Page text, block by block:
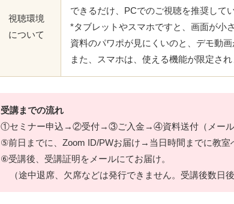
視聴環境
について
できるだけ、PCでのご視聴を推奨して
*タブレットやスマホですと、画面が小
資料のパワポが見にくいのと、デモ動
また、スマホは、使える機能が限定さ
受講までの流れ
①セミナー申込→②受付→③ご入金→④資料送付（メール
⑤前日までに、Zoom ID/PWお届け→当日時間までに教室
⑥受講後、受講証明をメールにてお届け。
（途中退席、欠席などは発行できません。受講後数日